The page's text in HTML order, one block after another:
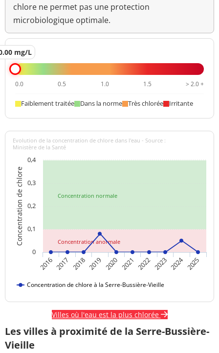
8,1 unité pH
Saveur (qualitatif)
anormal
Température de l'eau 16,2 °C
Turbidité
0,37 NFU <=2 NFU
chlore ne permet pas une protection
microbiologique optimale.
mg/L
0.0 0.5 1.0 1.5 > 2.0 +
Faiblement traitée Dans la norme Très chlorée Irritante
Concentration normale
Concentration anormale
Concentration de chlore
Evolution de la concentration de chlore dans l'eau - Source :
Ministère de la Santé
Concentration de chlore à la Serre-Bussière-Vieille
2016 2017 2018 2019 2020 2021 2022 2023 2024 2025
0
0,1
0,2
0,3
0,4
Villes où l'eau est la plus chlorée
Les villes à proximité de la Serre-Bussière-
Vieille